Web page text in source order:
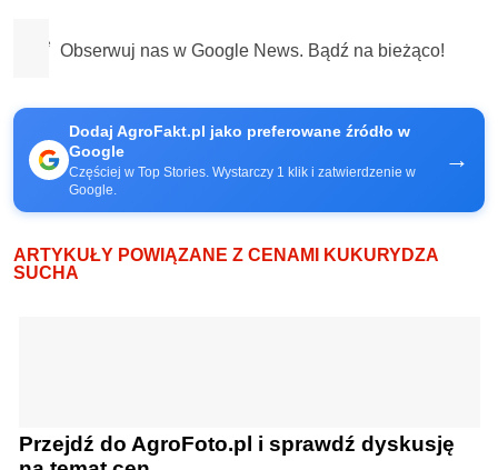
Obserwuj nas w Google News. Bądź na bieżąco!
Dodaj AgroFakt.pl jako preferowane źródło w
Google
Częściej w Top Stories. Wystarczy 1 klik i zatwierdzenie w
Google.
→
ARTYKUŁY POWIĄZANE Z CENAMI KUKURYDZA
SUCHA
Przejdź do AgroFoto.pl i sprawdź dyskusję